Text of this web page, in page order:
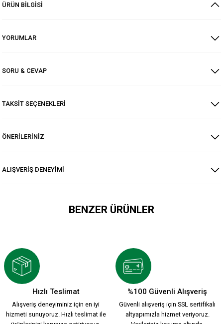
ÜRÜN BİLGİSİ
YORUMLAR
SORU & CEVAP
TAKSİT SEÇENEKLERİ
ÖNERİLERİNİZ
ALIŞVERİŞ DENEYİMİ
BENZER ÜRÜNLER
899,90 TL
BASKETBOL ŞORT K. KAPPA PAMUKLU SİYAH ŞORT
Hızlı Teslimat
Alışveriş deneyiminiz için en iyi
hizmeti sunuyoruz. Hızlı teslimat ile
%100 Güvenli Alışveriş
Güvenli alışveriş için SSL sertifikalı
altyapımızla hizmet veriyoruz.